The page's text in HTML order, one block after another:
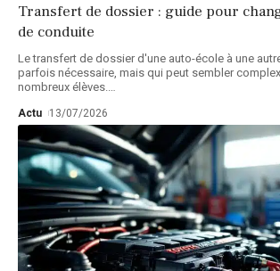
Transfert de dossier : guide pour
de conduite
Le transfert de dossier d'une auto-école à une
parfois nécessaire, mais qui peut sembler
nombreux élèves.…
Actu 13/07/2026